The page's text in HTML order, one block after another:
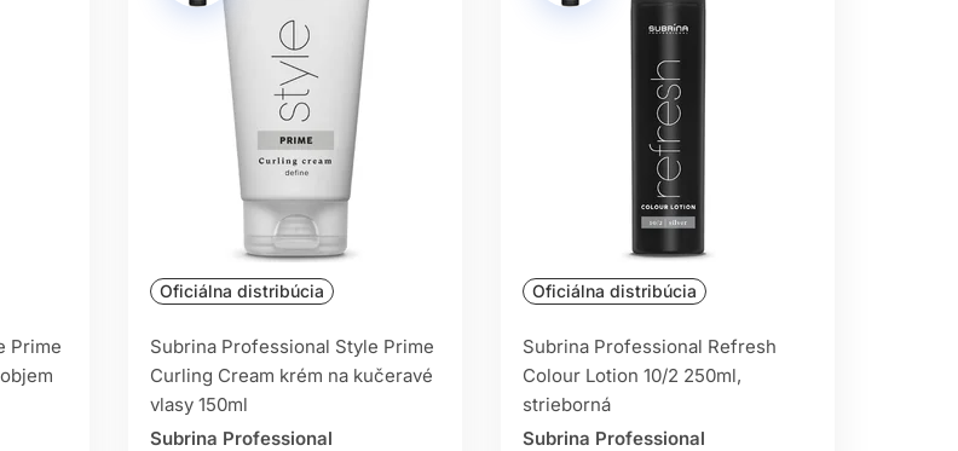
VLASOVÉHO STYLINGU SUBRINA
URČENÉ?
ktorí si potrpia na kvalitný styling vlasov doma, pre jemné vlasy bez objemu aj
dlhé aj dlhé účesy a pre každodenný styling aj náročné účesové kreácie.
STYLING VLASOV SUBRINA
ľahká úprava účesu, široká ponuka produktov – lak na vlasy, pasta na vlasy, púder na
Prime
Oficiálna distribúcia
Subrina Professional Style Prime
Curling Cream krém na kučeravé
vlasy 150ml
Subrina Professional
Oficiálna distribúcia
Subrina Professional Refresh
Colour Lotion 10/2 250ml,
strieborná
Subrina Professional